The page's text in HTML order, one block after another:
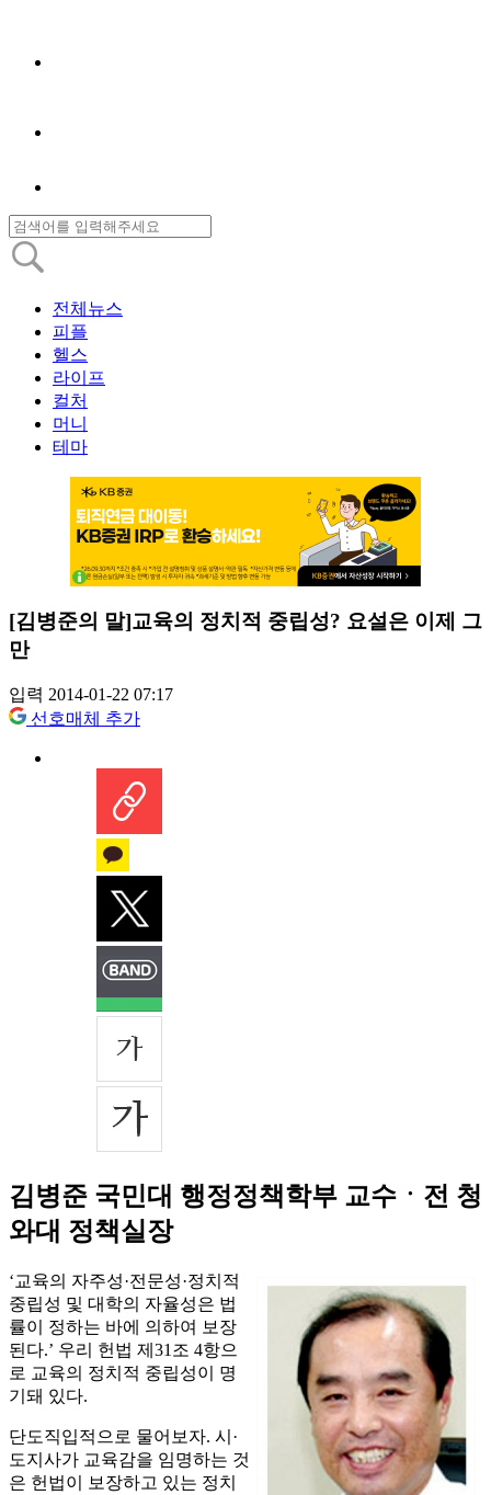
전체뉴스
피플
헬스
라이프
컬처
머니
테마
[김병준의 말]교육의 정치적 중립성? 요설은 이제 그
만
입력 2014-01-22 07:17
선호매체 추가
김병준 국민대 행정정책학부 교수ㆍ전 청
와대 정책실장
‘교육의 자주성·전문성·정치적
중립성 및 대학의 자율성은 법
률이 정하는 바에 의하여 보장
된다.’ 우리 헌법 제31조 4항으
로 교육의 정치적 중립성이 명
기돼 있다.
단도직입적으로 물어보자. 시·
도지사가 교육감을 임명하는 것
은 헌법이 보장하고 있는 정치